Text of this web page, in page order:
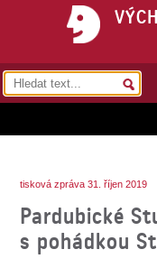
tisková zpráva 31. říjen 2019
Pardubické
s pohádkou